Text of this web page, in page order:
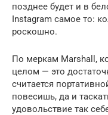
позднее будет и в
Instagram самое то:
роскошно.
По меркам Marshall,
целом — это
считается
повесишь, да и
удовольствие так